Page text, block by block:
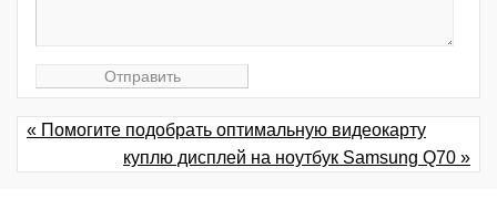
« Помогите подобрать оптимальную видеокарту
куплю дисплей на ноутбук Samsung Q70 »